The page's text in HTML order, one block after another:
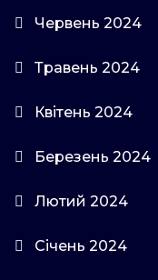
Червень 2024
Травень 2024
Квітень 2024
Березень 2024
Лютий 2024
Січень 2024